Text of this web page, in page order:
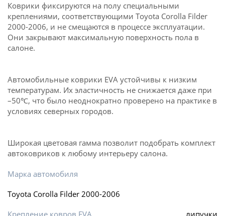
Коврики фиксируются на полу специальными
креплениями, соответствующими Toyota Corolla Filder
2000-2006, и не смещаются в процессе эксплуатации.
Они закрывают максимальную поверхность пола в
салоне.
Автомобильные коврики EVA устойчивы к низким
температурам. Их эластичность не снижается даже при
–50℃, что было неоднократно проверено на практике в
условиях северных городов.
Широкая цветовая гамма позволит подобрать комплект
автоковриков к любому интерьеру салона.
Марка автомобиля
Toyota Corolla Filder 2000-2006
Крепление ковров EVA
липучки